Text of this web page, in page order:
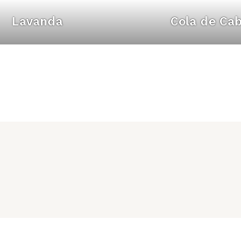
Lavanda Cola de